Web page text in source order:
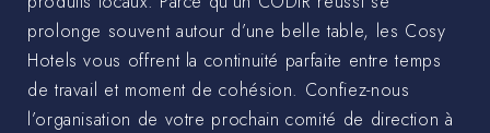
prolonge souvent autour d’une belle table, les Cosy
Hotels vous offrent la continuité parfaite entre temps
de travail et moment de cohésion. Confiez-nous
l’organisation de votre prochain comité de direction à